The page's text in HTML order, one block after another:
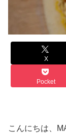
X
Pocket
こんにちは、